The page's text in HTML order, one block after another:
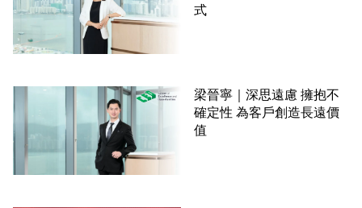
式
梁晉寧｜深思遠慮 擁抱不
確定性 為客戶創造長遠價
值